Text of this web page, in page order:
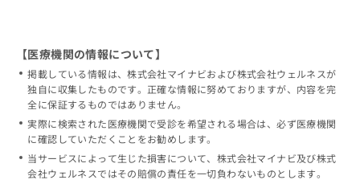
【医療機関の情報について】
掲載している情報は、株式会社マイナビおよび株式会社ウェルネスが
独自に収集したものです。正確な情報に努めておりますが、内容を完
全に保証するものではありません。
実際に検索された医療機関で受診を希望される場合は、必ず医療機関
に確認していただくことをお勧めします。
当サービスによって生じた損害について、株式会社マイナビ及び株式
会社ウェルネスではその賠償の責任を一切負わないものとします。